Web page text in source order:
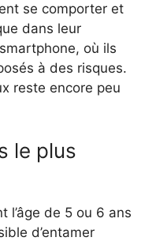
se comporter et
dans leur
où ils
à des risques.
reste encore peu
le plus
l’âge de 5 ou 6 ans
d’entamer